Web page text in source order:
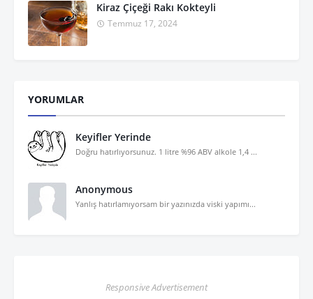
Kiraz Çiçeği Rakı Kokteyli
Temmuz 17, 2024
YORUMLAR
Keyifler Yerinde
Doğru hatırlıyorsunuz. 1 litre %96 ABV alkole 1,4 ...
Anonymous
Yanlış hatırlamıyorsam bir yazınızda viski yapımı...
Responsive Advertisement